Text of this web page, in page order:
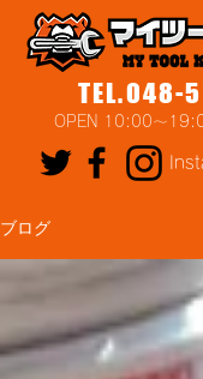
TEL.048-
OPEN 10:00～
ブログ